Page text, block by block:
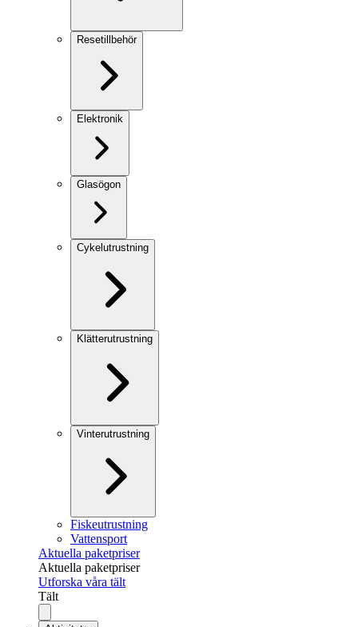
Resetillbehör
Elektronik
Glasögon
Cykelutrustning
Klätterutrustning
Vinterutrustning
Fiskeutrustning
Vattensport
Aktuella paketpriser
Aktuella paketpriser
Utforska våra tält
Tält